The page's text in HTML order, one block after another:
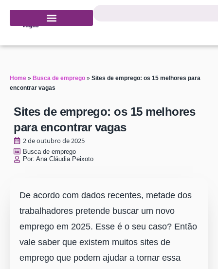
Home » Busca de emprego » Sites de emprego: os 15 melhores para
encontrar vagas
Sites de emprego: os 15 melhores
para encontrar vagas
2 de outubro de 2025
Busca de emprego
Por: Ana Cláudia Peixoto
De acordo com dados recentes, metade dos
trabalhadores pretende buscar um novo
emprego em 2025. Esse é o seu caso? Então
vale saber que existem muitos sites de
emprego que podem ajudar a tornar essa